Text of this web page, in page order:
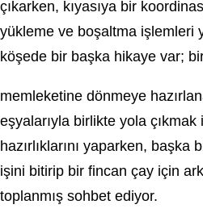
çıkarken, kıyasıya bir
yükleme ve boşaltma işlemleri
köşede bir başka hikaye var;
memleketine dönmeye
eşyalarıyla birlikte yola çıkmak
hazırlıklarını yaparken, başka
işini bitirip bir fincan çay için
toplanmış sohbet ediyor.